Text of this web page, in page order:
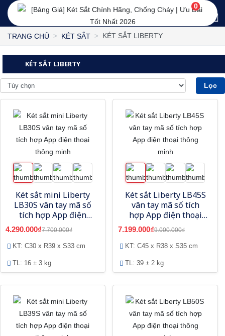
0
TRANG CHỦ KÉT SẮT KÉT SẮT LIBERTY
KÉT SẮT LIBERTY
Lọc
Két sắt mini Liberty
LB30S vân tay mã số
tích hợp App điện
thoại thông minh
4.290.000₫7.700.000₫
KT: C30 x R39 x S33 cm
TL: 16 ± 3 kg
Két sắt Liberty LB45S
vân tay mã số tích
hợp App điện thoại
thông minh
7.199.000₫9.000.000₫
KT: C45 x R38 x S35 cm
TL: 39 ± 2 kg